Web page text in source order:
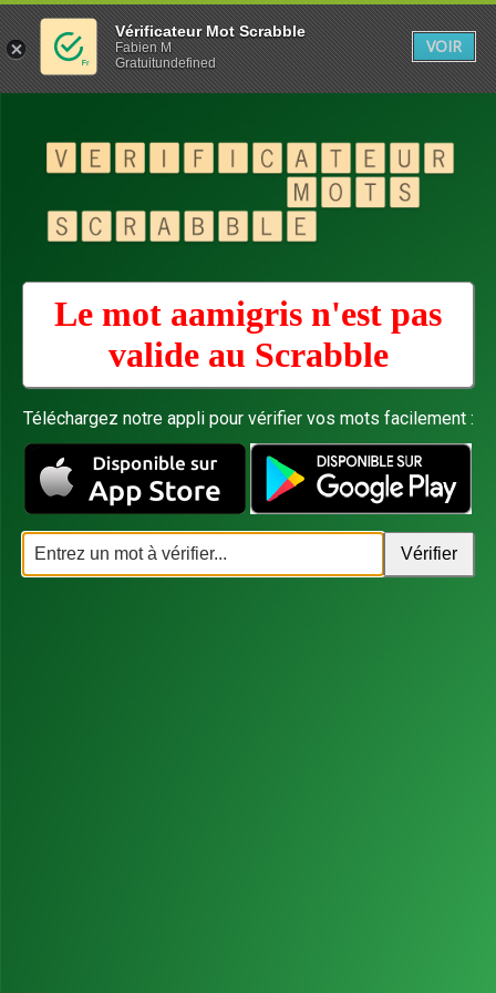
Le mot aamigris n'est pas
valide au Scrabble
Téléchargez notre appli pour vérifier vos mots facilement :
Vérificateur Mot Scrabble
Fabien M
Gratuitundefined
VOIR